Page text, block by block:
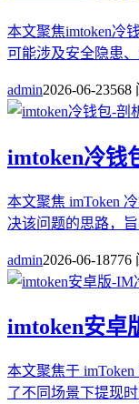
本文聚焦imtoken冷
可能涉及安全隐患
admin2026-06-23568
imtoken冷钱
本文聚焦 imToken
决该问题的思路，
admin2026-06-18776
imtoken安卓
本文聚焦于
了不同场景下提现